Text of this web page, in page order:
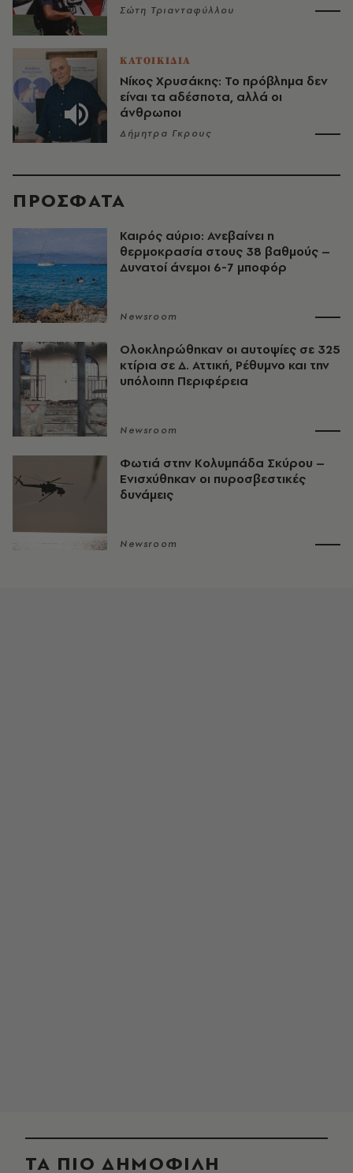
Σώτη Τριανταφύλλου
ΚΑΤΟΙΚΙΔΙΑ
Νίκος Χρυσάκης: Το πρόβλημα δεν
είναι τα αδέσποτα, αλλά οι
άνθρωποι
Δήμητρα Γκρους
ΠΡΟΣΦΑΤΑ
Καιρός αύριο: Ανεβαίνει η
θερμοκρασία στους 38 βαθμούς –
Δυνατοί άνεμοι 6-7 μποφόρ
Newsroom
Ολοκληρώθηκαν οι αυτοψίες σε 325
κτίρια σε Δ. Αττική, Ρέθυμνο και την
υπόλοιπη Περιφέρεια
Newsroom
Φωτιά στην Κολυμπάδα Σκύρου –
Ενισχύθηκαν οι πυροσβεστικές
δυνάμεις
Newsroom
ΤΑ ΠΙΟ ΔΗΜΟΦΙΛΗ